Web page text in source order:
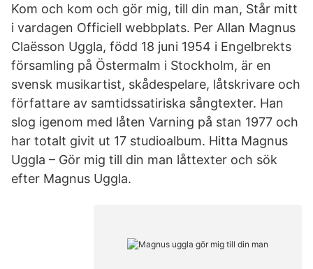
Kom och kom och gör mig, till din man, Står mitt
i vardagen Officiell webbplats. Per Allan Magnus
Claësson Uggla, född 18 juni 1954 i Engelbrekts
församling på Östermalm i Stockholm, är en
svensk musikartist, skådespelare, låtskrivare och
författare av samtidssatiriska sångtexter. Han
slog igenom med låten Varning på stan 1977 och
har totalt givit ut 17 studioalbum. Hitta Magnus
Uggla – Gör mig till din man låttexter och sök
efter Magnus Uggla.